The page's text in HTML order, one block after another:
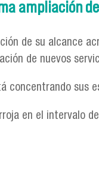
ampliación
de su alcance
de nuevos
concentrando sus
en el intervalo
próxima